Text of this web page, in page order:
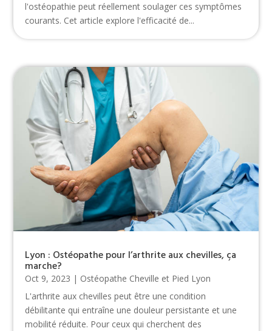
l'ostéopathie peut réellement soulager ces symptômes
courants. Cet article explore l'efficacité de...
Lyon : Ostéopathe pour l’arthrite aux chevilles, ça
marche?
Oct 9, 2023 | Ostéopathe Cheville et Pied Lyon
L'arthrite aux chevilles peut être une condition
débilitante qui entraîne une douleur persistante et une
mobilité réduite. Pour ceux qui cherchent des